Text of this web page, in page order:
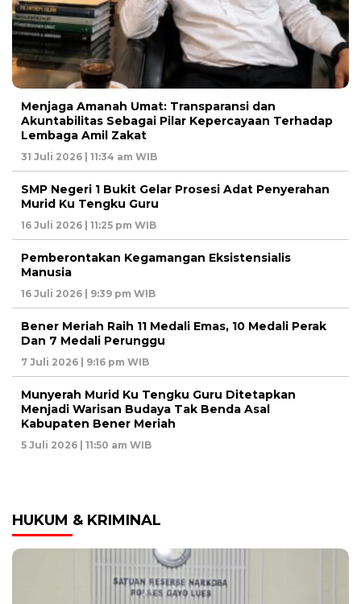
Menjaga Amanah Umat: Transparansi dan
Akuntabilitas Sebagai Pilar Kepercayaan Terhadap
Lembaga Amil Zakat
31 Juli 2026 | 11:34 am WIB
SMP Negeri 1 Bukit Gelar Prosesi Adat Penyerahan
Murid Ku Tengku Guru
16 Juli 2026 | 11:25 pm WIB
Pemberontakan Kegamangan Eksistensialis
Manusia
16 Juli 2026 | 9:39 pm WIB
Bener Meriah Raih 11 Medali Emas, 10 Medali Perak
Dan 7 Medali Perunggu
7 Juli 2026 | 9:16 pm WIB
Munyerah Murid Ku Tengku Guru Ditetapkan
Menjadi Warisan Budaya Tak Benda Asal
Kabupaten Bener Meriah
5 Juli 2026 | 11:50 am WIB
HUKUM & KRIMINAL